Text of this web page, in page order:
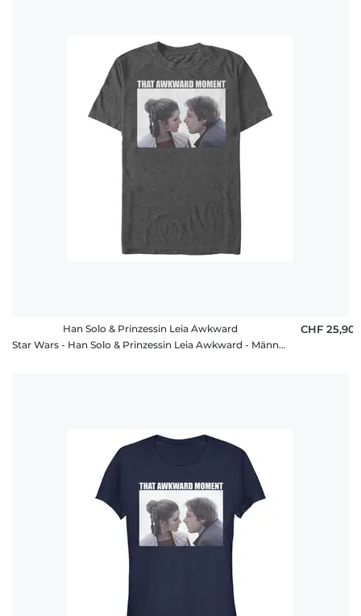
Han Solo & Prinzessin Leia Awkward
Star Wars - Han Solo & Prinzessin Leia Awkward - Männer T-Shirt
CHF 25,90